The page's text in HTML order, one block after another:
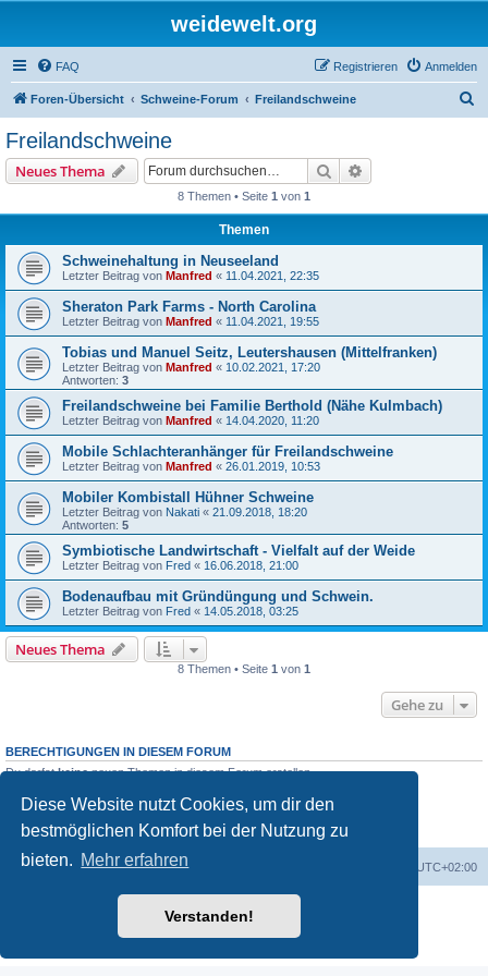
Diese Website nutzt Cookies, um dir den
bestmöglichen Komfort bei der Nutzung zu
bieten. Mehr erfahren
Verstanden!
weidewelt.org
FAQ Anmelden
Registrieren
Foren-Übersicht Schweine-Forum Freilandschweine
Freilandschweine
Neues Thema Suche
8 Themen • Seite 1 von 1
Themen
Schweinehaltung in Neuseeland
Letzter Beitrag von Manfred « 11.04.2021, 22:35
Sheraton Park Farms - North Carolina
Letzter Beitrag von Manfred « 11.04.2021, 19:55
Tobias und Manuel Seitz, Leutershausen (Mittelfranken)
Letzter Beitrag von Manfred « 10.02.2021, 17:20
Antworten: 3
Freilandschweine bei Familie Berthold (Nähe Kulmbach)
Letzter Beitrag von Manfred « 14.04.2020, 11:20
Mobile Schlachteranhänger für Freilandschweine
Letzter Beitrag von Manfred « 26.01.2019, 10:53
Mobiler Kombistall Hühner Schweine
Letzter Beitrag von Nakati « 21.09.2018, 18:20
Antworten: 5
Symbiotische Landwirtschaft - Vielfalt auf der Weide
Letzter Beitrag von Fred « 16.06.2018, 21:00
Bodenaufbau mit Gründüngung und Schwein.
Letzter Beitrag von Fred « 14.05.2018, 03:25
Neues Thema
8 Themen • Seite 1 von 1
Gehe zu
BERECHTIGUNGEN IN DIESEM FORUM
Du darfstkeineneuen Themen in diesem Forum erstellen.
Du darfst deine Beiträge in diesem Forumnicht ändern.
Du darfstkeine Dateianhänge in diesem Forum erstellen.
Foren-Übersicht UTC+02:00
Deutsche Übersetzung durch